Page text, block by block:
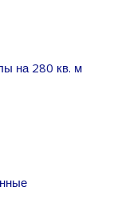
на 280 кв. м